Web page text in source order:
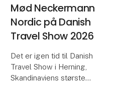
Mød Neckermann
Nordic på Danish
Travel Show 2026
Det er igen tid til Danish
Travel Show i Herning,
Skandinaviens største